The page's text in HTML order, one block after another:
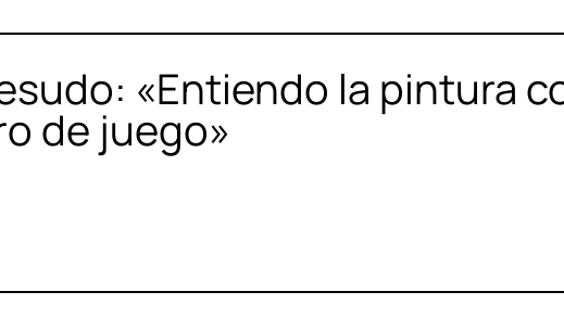
«Entiendo la pintura
de juego»